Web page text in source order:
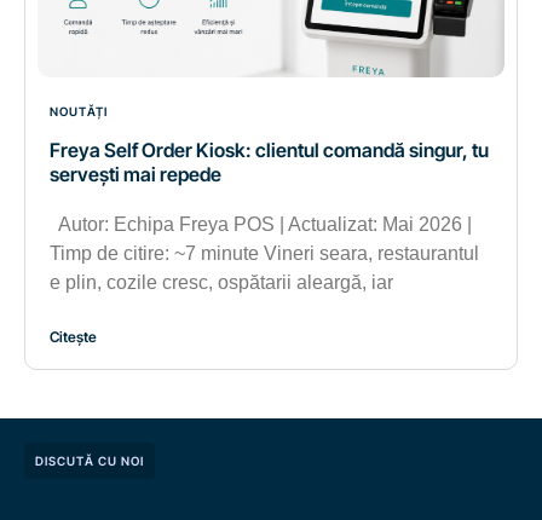
NOUTĂȚI
Freya Self Order Kiosk: clientul comandă singur, tu
servești mai repede
Autor: Echipa Freya POS | Actualizat: Mai 2026 |
Timp de citire: ~7 minute Vineri seara, restaurantul
e plin, cozile cresc, ospătarii aleargă, iar
Citește
DISCUTĂ CU NOI